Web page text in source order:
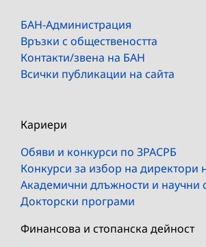
БАН-Администрация
Връзки с обществеността
Контакти/звена на БАН
Всички публикации на сайта
Кариери
Обяви и конкурси по ЗРАСРБ
Конкурси за избор на директори
Академични длъжности и научни
Докторски програми
Финансова и стопанска дейност